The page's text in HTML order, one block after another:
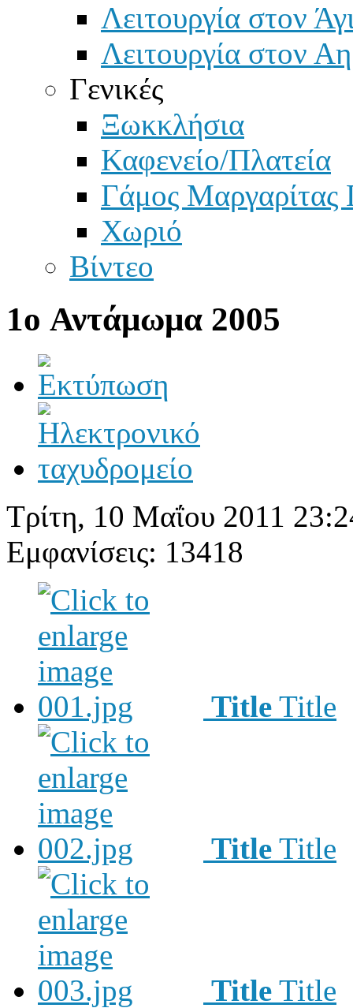
Λειτουργία στον
Λειτουργία στον
Γενικές
Ξωκκλήσια
Καφενείο/Πλατεία
Γάμος
Χωριό
Βίντεο
1o Αντάμωμα 2005
Τρίτη, 10 Μαΐου 2011
Εμφανίσεις: 13418
Title Title
Title Title
Title Title